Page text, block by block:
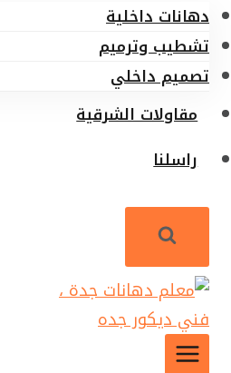
دهانات داخلية
تشطيب وترميم
تصميم داخلي
مقاولات الشرقية
راسلنا